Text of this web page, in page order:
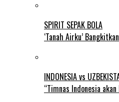
SPIRIT SEPAK BOLA
‘Tanah Airku’
INDONESIA vs
“Timnas Indonesia akan